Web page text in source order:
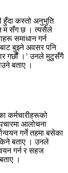
हुँदा कस्तो अनुभुति
म सँग छ । त्यसैले
समाधान गर्न
बुझ्ने अवसर पनि
गर्छौं ।’ उनले मुटुसँगै
बताए ।
कर्मचारीहरूको
आलोचना
गर्ने तहमा बसेका
बताए । उनले
गर्न र सहज
।